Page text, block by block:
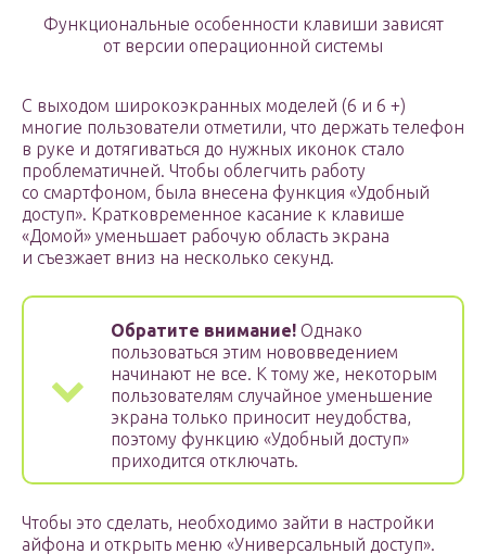
Функциональные особенности клавиши зависят
от версии операционной системы
С выходом широкоэкранных моделей (6 и 6 +)
многие пользователи отметили, что держать телефон
в руке и дотягиваться до нужных иконок стало
проблематичней. Чтобы облегчить работу
со смартфоном, была внесена функция «Удобный
доступ». Кратковременное касание к клавише
«Домой» уменьшает рабочую область экрана
и съезжает вниз на несколько секунд.
Обратите внимание! Однако
пользоваться этим нововведением
начинают не все. К тому же, некоторым
пользователям случайное уменьшение
экрана только приносит неудобства,
поэтому функцию «Удобный доступ»
приходится отключать.
Чтобы это сделать, необходимо зайти в настройки
айфона и открыть меню «Универсальный доступ».